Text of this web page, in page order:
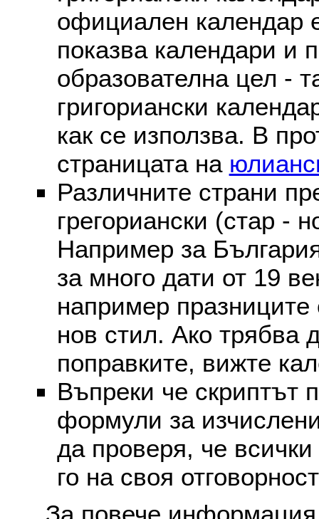
официален календар
показва календари и
образователна цел -
григориански
как се използва. В
страницата на
Различните страни
грегориански (стар -
Например за
за много дати от 19
например празниците
нов стил. Ако трябва
поправките, вижте
Въпреки че скриптът
формули за
да проверя, че
го на своя